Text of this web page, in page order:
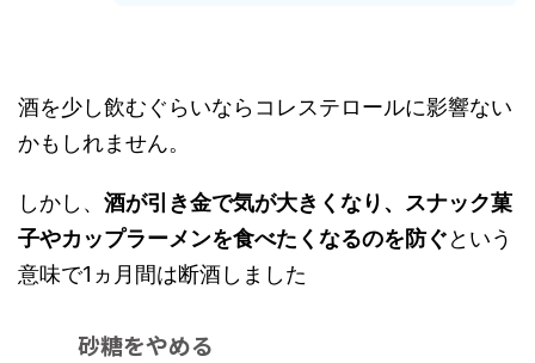
酒を少し飲むぐらいならコレステロールに影響ない
かもしれません。
しかし、 酒が引き金で気が大きくなり、スナック菓
子やカップラーメンを食べたくなるのを防ぐという
意味で1ヵ月間は断酒しました
砂糖をやめる